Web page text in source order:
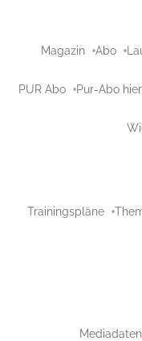
Magazin Abo
PUR Abo Pur-Abo
Trainingspläne